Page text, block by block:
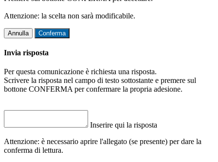
Attenzione: la scelta non sarà modificabile.
Annulla Conferma
Invia risposta
Per questa comunicazione è richiesta una risposta.
Scrivere la risposta nel campo di testo sottostante e premere sul
bottone CONFERMA per confermare la propria adesione.
Inserire qui la risposta
Attenzione: è necessario aprire l'allegato (se presente) per dare la
conferma di lettura.